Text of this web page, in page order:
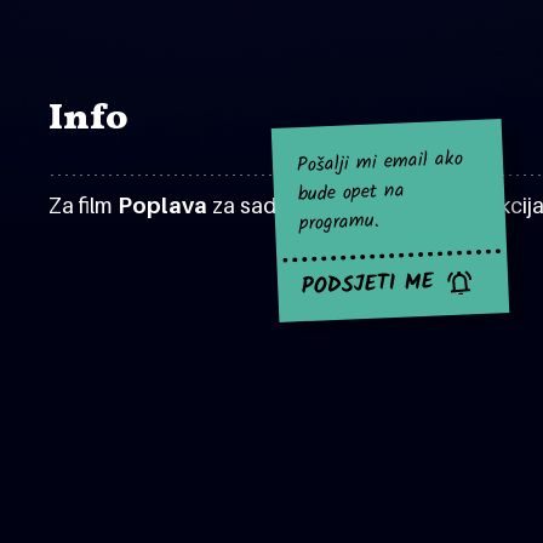
Info
Za film Poplava za sad nema najavljenih
Pošalji mi email ako
bude opet na
programu.
PODSJETI ME